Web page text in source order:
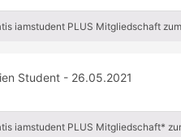
iamstudent PLUS Mitgliedschaft
Student - 26.05.2021
iamstudent PLUS Mitgliedschaft*